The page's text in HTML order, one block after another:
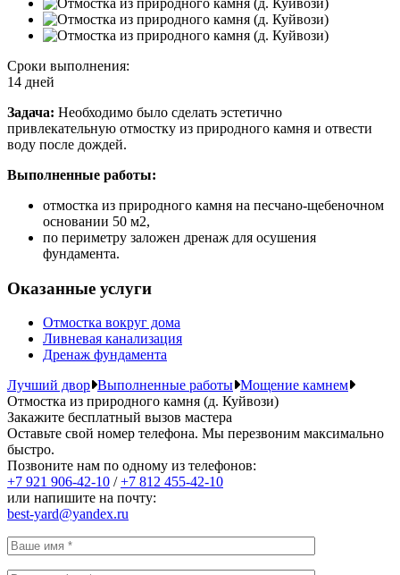
Сроки выполнения:
14 дней
Задача: Необходимо было сделать эстетично
привлекательную отмостку из природного камня и отвести
воду после дождей.
Выполненные работы:
отмостка из природного камня на песчано-щебеночном
основании 50 м2,
по периметру заложен дренаж для осушения
фундамента.
Оказанные услуги
Отмостка вокруг дома
Ливневая канализация
Дренаж фундамента
Лучший двор Выполненные работы Мощение камнем
Отмостка из природного камня (д. Куйвози)
Закажите бесплатный вызов мастера
Оставьте свой номер телефона. Мы перезвоним максимально
быстро.
Позвоните нам по одному из телефонов:
+7 921 906-42-10 /+7 812 455-42-10
или напишите на почту:
best-yard@yandex.ru